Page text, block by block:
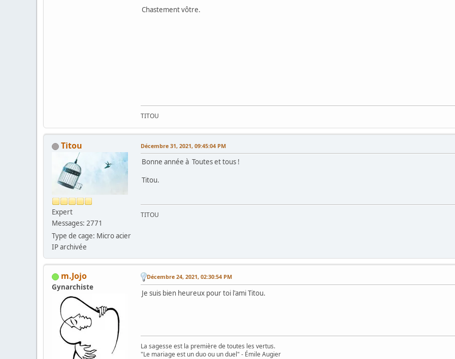
Chastement vôtre.
TITOU
Titou
Expert
Messages: 2771
Type de cage: Micro acier
IP archivée
Décembre 31, 2021, 09:45:04 PM
Bonne année à Toutes et tous !
Titou.
TITOU
m.Jojo
Gynarchiste
Décembre 24, 2021, 02:30:54 PM
Je suis bien heureux pour toi l'ami Titou.
La sagesse est la première de toutes les vertus.
"Le mariage est un duo ou un duel" - Émile Augier